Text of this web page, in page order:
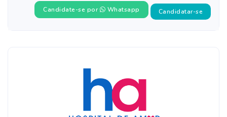
Candidate-se por Whatsapp Candidatar-se